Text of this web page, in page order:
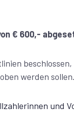
€ 600,-
werden sollen.
und